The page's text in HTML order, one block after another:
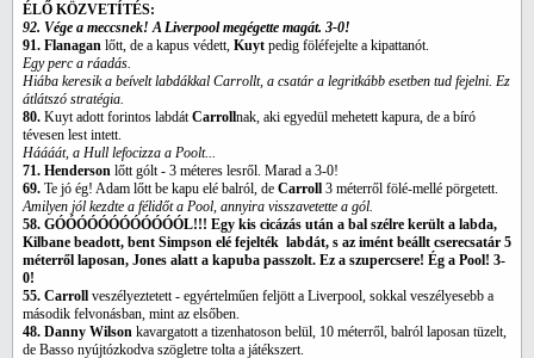
ÉLŐ KÖZVETÍTÉS:
92. Vége a meccsnek! A Liverpool megégette magát. 3-0!
91. Flanagan lőtt, de a kapus védett, Kuyt pedig föléfejelte a kipattanót.
Egy perc a ráadás.
Hiába keresik a beívelt labdákkal Carrollt, a csatár a legritkább esetben tud fejelni. Ez
átlátszó stratégia.
80. Kuyt adott forintos labdátCarrollnak, aki egyedül mehetett kapura, de a bíró
tévesen lest intett.
Háááát, a Hull lefocizza a Poolt...
71. Henderson lőtt gólt - 3 méteres lesről. Marad a 3-0!
69. Te jó ég! Adam lőtt be kapu elé balról, de Carroll 3 méterről fölé-mellé pörgetett.
Amilyen jól kezdte a félidőt a Pool, annyira visszavetette a gól.
58. GÓÓÓÓÓÓÓÓÓÓÓÓL!!! Egy kis cicázás után a bal szélre került a labda,
Kilbane beadott, bent Simpson elé fejelték labdát, s az imént beállt cserecsatár 5
méterről laposan, Jones alatt a kapuba passzolt. Ez a szupercsere! Ég a Pool! 3-
0!
55. Carroll veszélyeztetett - egyértelműen feljött a Liverpool, sokkal veszélyesebb a
második felvonásban, mint az elsőben.
48. Danny Wilson kavargatott a tizenhatoson belül, 10 méterről, balról laposan tüzelt,
de Basso nyújtózkodva szögletre tolta a játékszert.